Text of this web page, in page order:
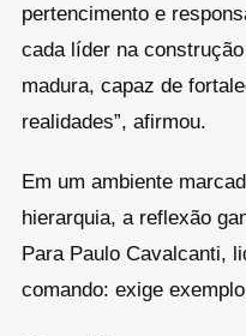
pertencimento e
cada líder na
madura, capaz de
realidades”, afirmou.
Em um ambiente
hierarquia, a reflexão
Para Paulo Cavalcanti,
comando: exige